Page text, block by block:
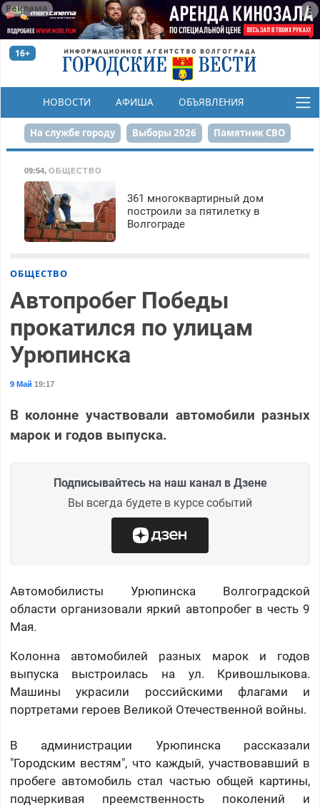
Реклама
16+
НОВОСТИ АФИША ОБЪЯВЛЕНИЯ
КОНКУРСЫ
На службе городу Выборы 2026 Памятник СВО
Набережная День Победы Реконструкция ЦПКиО
80-летие Победы Парк Героев-летчиков
09:54, ОБЩЕСТВО
361 многоквартирный дом
построили за пятилетку в
Волгограде
ОБЩЕСТВО
Автопробег Победы
прокатился по улицам
Урюпинска
9 Май 19:17
В колонне участвовали автомобили разных
марок и годов выпуска.
Подписывайтесь на наш канал в Дзене
Вы всегда будете в курсе событий
Автомобилисты Урюпинска Волгоградской
области организовали яркий автопробег в честь 9
Мая.
Колонна автомобилей разных марок и годов
выпуска выстроилась на ул. Кривошлыкова.
Машины украсили российскими флагами и
портретами героев Великой Отечественной войны.
В администрации Урюпинска рассказали
"Городским вестям", что каждый, участвовавший в
пробеге автомобиль стал частью общей картины,
подчеркивая преемственность поколений и